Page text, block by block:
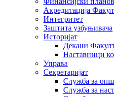
Акредитација
Интегритет
Заштита узбуњивача
Историјат
Декани
Наставници
Управа
Секретаријат
Служба за
Служба за